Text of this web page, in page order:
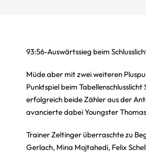
93:56-Auswärtssieg beim
Müde aber mit zwei weiteren
Punktspiel beim
erfolgreich beide Zähler aus der
avancierte dabei Youngster
Trainer Zeltinger überraschte zu
Gerlach, Mina Mojtahedi, Felix